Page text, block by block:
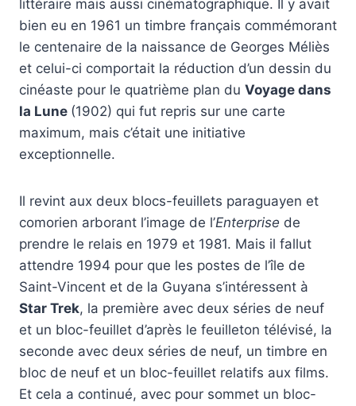
littéraire mais aussi cinématographique. Il y avait
bien eu en 1961 un timbre français commémorant
le centenaire de la naissance de Georges Méliès
et celui-ci comportait la réduction d’un dessin du
cinéaste pour le quatrième plan du Voyage dans
la Lune (1902) qui fut repris sur une carte
maximum, mais c’était une initiative
exceptionnelle.
Il revint aux deux blocs-feuillets paraguayen et
comorien arborant l’image de l’Enterprise de
prendre le relais en 1979 et 1981. Mais il fallut
attendre 1994 pour que les postes de l’île de
Saint-Vincent et de la Guyana s’intéressent à
Star Trek, la première avec deux séries de neuf
et un bloc-feuillet d’après le feuilleton télévisé, la
seconde avec deux séries de neuf, un timbre en
bloc de neuf et un bloc-feuillet relatifs aux films.
Et cela a continué, avec pour sommet un bloc-